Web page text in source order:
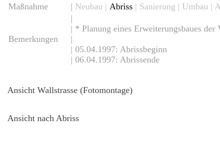
Maßnahme
| Neubau | Abriss | Sanierung | Umbau |
Bemerkungen
|
| * Planung eines Erweiterungsbaues
|
| 05.04.1997: Abrissbeginn
| 06.04.1997: Abrissende
Ansicht Wallstrasse (Fotomontage)
Ansicht nach Abriss